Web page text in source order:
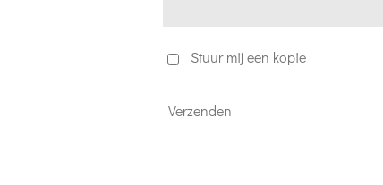
Stuur mij een kopie
Verzenden